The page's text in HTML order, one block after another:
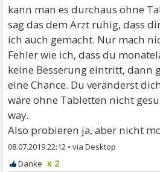
kann man es durchaus ohne
sag das dem Arzt ruhig, dass
ich auch gemacht. Nur mach
Fehler wie ich, dass du
keine Besserung eintritt, dann
eine Chance. Du veränderst
wäre ohne Tabletten nicht
way.
Also probieren ja, aber nicht
08.07.2019 22:12 •
x 2